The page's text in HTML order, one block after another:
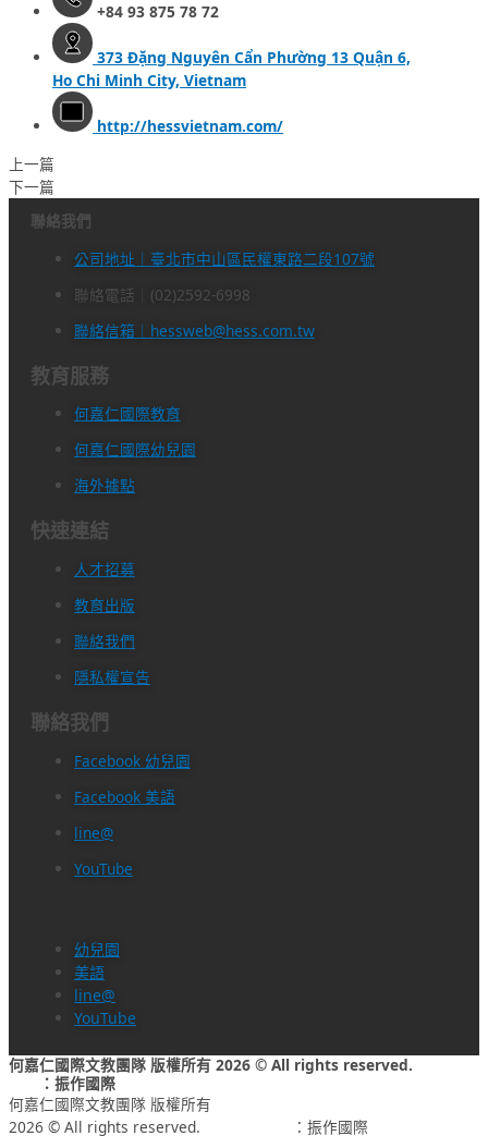
+84 93 875 78 72
373 Đặng Nguyên Cẩn Phường 13 Quận 6,
Ho Chi Minh City, Vietnam
http://hessvietnam.com/
上一篇
下一篇
聯絡我們
公司地址｜臺北市中山區民權東路二段107號
聯絡電話｜(02)2592-6998
聯絡信箱｜hessweb@hess.com.tw
教育服務
何嘉仁國際教育
何嘉仁國際幼兒園
海外據點
快速連結
人才招募
教育出版
聯絡我們
隱私權宣告
聯絡我們
Facebook 幼兒園
Facebook 美語
line@
YouTube
幼兒園
美語
line@
YouTube
何嘉仁國際文教團隊 版權所有 2026 © All rights reserved.
：振作國際
何嘉仁國際文教團隊 版權所有
2026 © All rights reserved.
：振作國際